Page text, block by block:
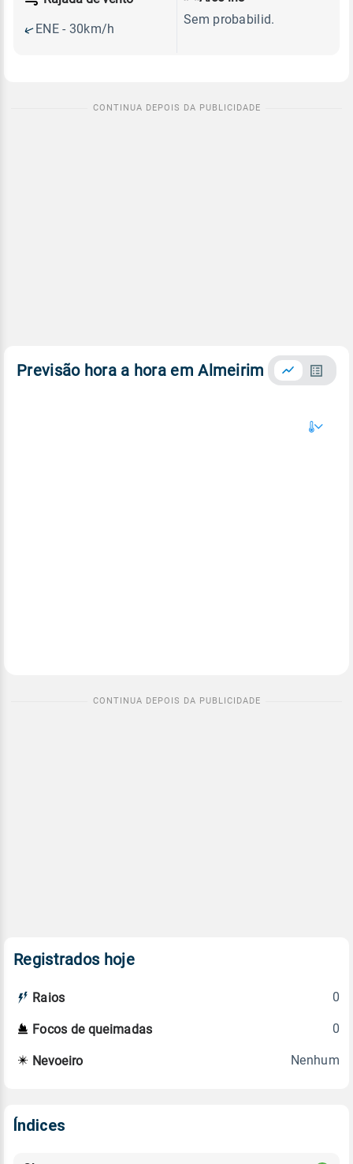
ENE - 30km/h
Sem probabilid.
Previsão hora a hora em Almeirim
Registrados hoje
Raios 0
Focos de queimadas 0
Nevoeiro Nenhum
Índices